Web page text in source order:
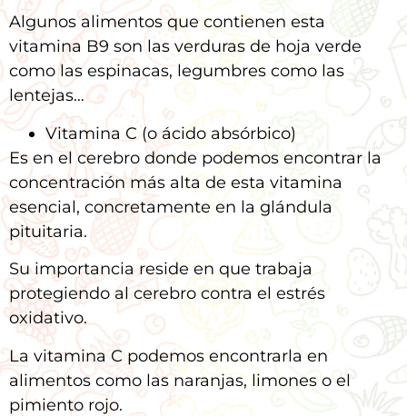
Algunos alimentos que contienen esta
vitamina B9 son las verduras de hoja verde
como las espinacas, legumbres como las
lentejas…
Vitamina C (o ácido absórbico)
Es en el cerebro donde podemos encontrar la
concentración más alta de esta vitamina
esencial, concretamente en la glándula
pituitaria.
Su importancia reside en que trabaja
protegiendo al cerebro contra el estrés
oxidativo.
La vitamina C podemos encontrarla en
alimentos como las naranjas, limones o el
pimiento rojo.